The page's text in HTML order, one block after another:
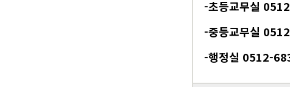
-초등교무실
-중등교무실
-행정실 0512-